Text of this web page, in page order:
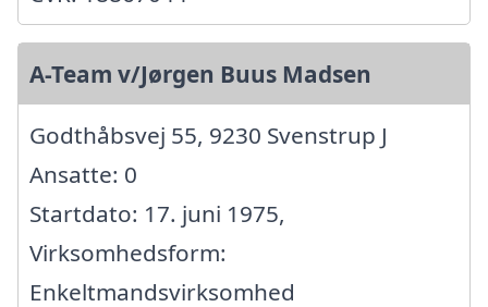
A-Team v/Jørgen Buus Madsen
Godthåbsvej 55, 9230 Svenstrup J
Ansatte: 0
Startdato: 17. juni 1975,
Virksomhedsform:
Enkeltmandsvirksomhed